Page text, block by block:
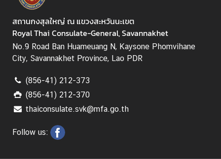
ข่
า
ว
แ
ล
ะ
กิ
จ
ก
ร
ม
สถานกงสุลใหญ่ ณ แขวงสะหวันนะเขต
Royal Thai Consulate-General, Savannakhet
No.9 Road Ban Huameuang N, Kaysone Phomvihane
City, Savannakhet Province, Lao PDR
(856-41) 212-373
(856-41) 212-370
thaiconsulate.svk@mfa.go.th
Follow us: